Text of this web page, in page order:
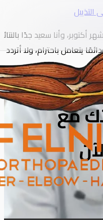
وأنا سعيد جدًا
يتعامل باحترام، ولا
مع